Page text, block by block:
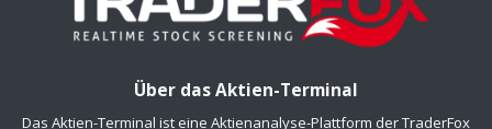
Über das Aktien-Terminal
Das Aktien-Terminal ist eine Aktienanalyse-Plattform der TraderFox